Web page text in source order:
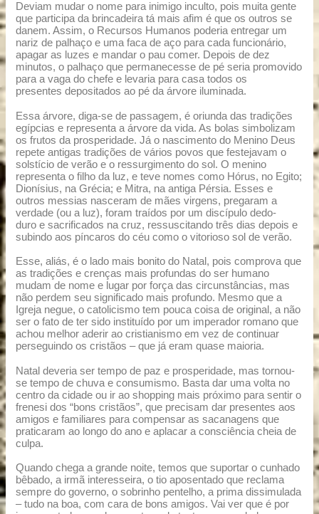
Deviam mudar o nome para inimigo inculto, pois muita gente
que participa da brincadeira tá mais afim é que os outros se
danem. Assim, o Recursos Humanos poderia entregar um
nariz de palhaço e uma faca de aço para cada funcionário,
apagar as luzes e mandar o pau comer. Depois de dez
minutos, o palhaço que permanecesse de pé seria promovido
para a vaga do chefe e levaria para casa todos os
presentes depositados ao pé da árvore iluminada.
Essa árvore, diga-se de passagem, é oriunda das tradições
egípcias e representa a árvore da vida. As bolas simbolizam
os frutos da prosperidade. Já o nascimento do Menino Deus
repete antigas tradições de vários povos que festejavam o
solstício de verão e o ressurgimento do sol. O menino
representa o filho da luz, e teve nomes como Hórus, no Egito;
Dionísius, na Grécia; e Mitra, na antiga Pérsia. Esses e
outros messias nasceram de mães virgens, pregaram a
verdade (ou a luz), foram traídos por um discípulo dedo-
duro e sacrificados na cruz, ressuscitando três dias depois e
subindo aos píncaros do céu como o vitorioso sol de verão.
Esse, aliás, é o lado mais bonito do Natal, pois comprova que
as tradições e crenças mais profundas do ser humano
mudam de nome e lugar por força das circunstâncias, mas
não perdem seu significado mais profundo. Mesmo que a
Igreja negue, o catolicismo tem pouca coisa de original, a não
ser o fato de ter sido instituído por um imperador romano que
achou melhor aderir ao cristianismo em vez de continuar
perseguindo os cristãos – que já eram quase maioria.
Natal deveria ser tempo de paz e prosperidade, mas tornou-
se tempo de chuva e consumismo. Basta dar uma volta no
centro da cidade ou ir ao shopping mais próximo para sentir o
frenesi dos “bons cristãos”, que precisam dar presentes aos
amigos e familiares para compensar as sacanagens que
praticaram ao longo do ano e aplacar a consciência cheia de
culpa.
Quando chega a grande noite, temos que suportar o cunhado
bêbado, a irmã interesseira, o tio aposentado que reclama
sempre do governo, o sobrinho pentelho, a prima dissimulada
– tudo na boa, com cara de bons amigos. Vai ver que é por